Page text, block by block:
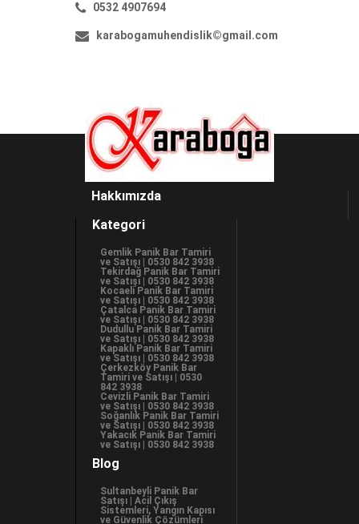
0532 4907694
karabogamuhendislik©gmail.com
Hakkımızda
Kategori
Gemlik Panik Bar Tamiri
ve Satışı | 0530 842 3938
Tekirdağ Panik Bar Tamiri
ve Satışı | 0530 842 3938
Kocaeli Panik Bar Tamiri
ve Satışı | 0530 842 3938
Çatalca Panik Bar Tamiri
ve Satışı | 0530 842 3938
Dudullu Panik Bar Tamiri
ve Satışı | 0530 842 3938
Kapaklı Panik Bar Tamiri
ve Satışı | 0530 842 3938
Çerkezköy Panik Bar
Tamiri ve Satışı | 0530
842 3938
Cevizli Panik Bar Tamiri
ve Satışı | 0530 842 3938
Soğanlık Panik Bar Tamiri
ve Satışı | 0530 842 3938
Yakacık Panik Bar Tamiri
ve Satışı | 0530 842 3938
Blog
Sultanbeyli Panik Bar
Satışı | Acil Çıkış
Sistemleri, Yangın Kapısı
ve Güvenlik Çözümleri